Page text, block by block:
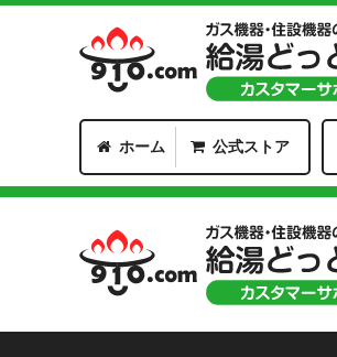
ホーム 公式ストア